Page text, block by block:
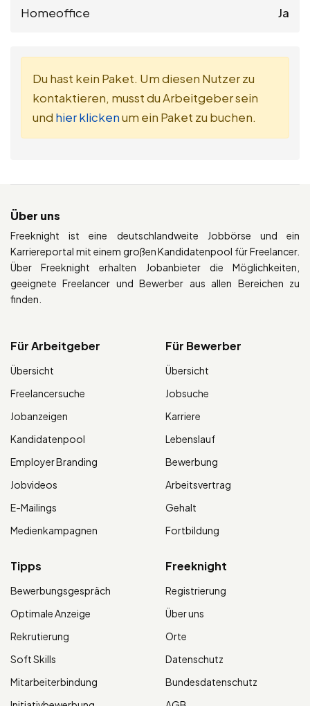
Homeoffice Ja
Du hast kein Paket. Um diesen Nutzer zu
kontaktieren, musst du Arbeitgeber sein
und hier klickenum ein Paket zu buchen.
Über uns
Freeknight ist eine deutschlandweite Jobbörse und ein
Karriereportal mit einem großen Kandidatenpool für Freelancer.
Über Freeknight erhalten Jobanbieter die Möglichkeiten,
geeignete Freelancer und Bewerber aus allen Bereichen zu
finden.
Für Arbeitgeber
Übersicht
Freelancersuche
Jobanzeigen
Kandidatenpool
Employer Branding
Jobvideos
E-Mailings
Medienkampagnen
Für Bewerber
Übersicht
Jobsuche
Karriere
Lebenslauf
Bewerbung
Arbeitsvertrag
Gehalt
Fortbildung
Tipps
Bewerbungsgespräch
Optimale Anzeige
Rekrutierung
Soft Skills
Mitarbeiterbindung
Freeknight
Registrierung
Über uns
Orte
Datenschutz
Bundesdatenschutz